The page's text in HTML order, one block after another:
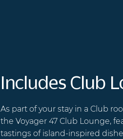
Includes Club
As part of your stay in a Club
the Voyager 47 Club Lounge,
tastings of island-inspired